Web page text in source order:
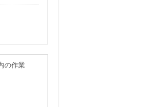
の作業